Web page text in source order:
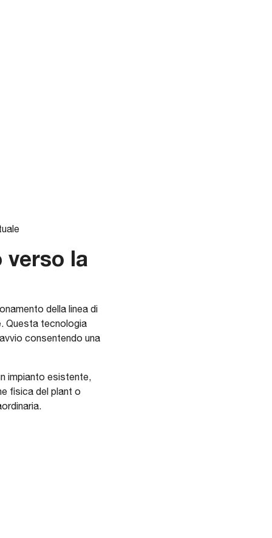
verso la
della linea di
Questa tecnologia
consentendo una
impianto esistente,
fisica del plant o